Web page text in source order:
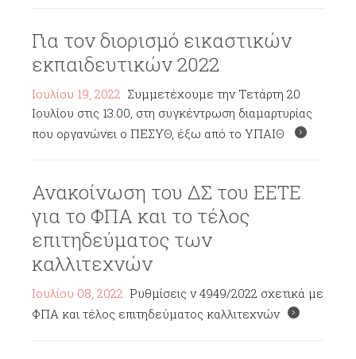
Για τον διορισμό εικαστικών
εκπαιδευτικών 2022
Ιουλίου 19, 2022 Συμμετέχουμε την Τετάρτη 20
Ιουλίου στις 13.00, στη συγκέντρωση διαμαρτυρίας
που οργανώνει ο ΠΕΣΥΘ, έξω από το ΥΠΑΙΘ
Ανακοίνωση του ΔΣ του ΕΕΤΕ
για το ΦΠΑ και το τέλος
επιτηδεύματος των
καλλιτεχνών
Ιουλίου 08, 2022 Ρυθμίσεις ν 4949/2022 σχετικά με
ΦΠΑ και τέλος επιτηδεύματος καλλιτεχνών